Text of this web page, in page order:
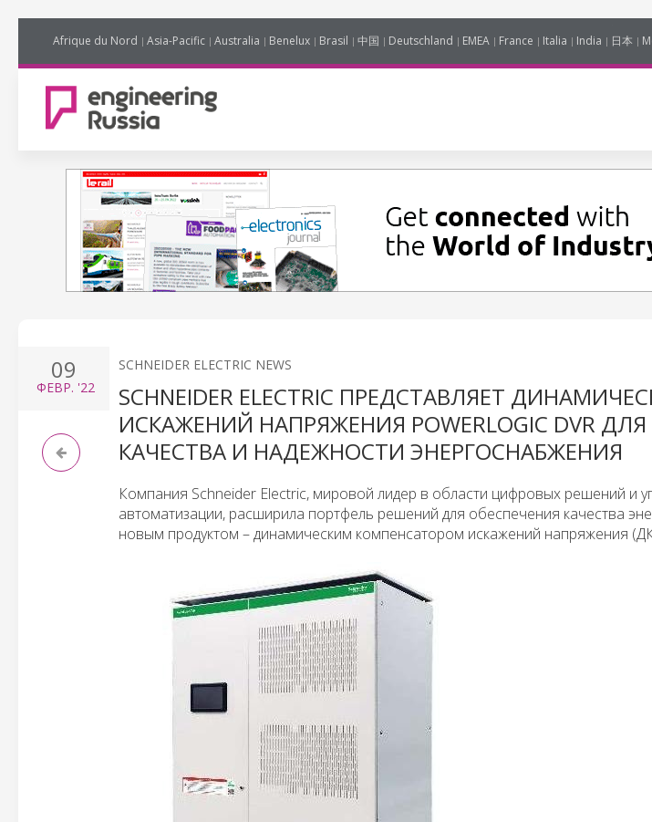
Afrique du Nord Asia-Pacific Australia Benelux Brasil 中国 Deutschland EMEA France Italia India 日本
09
ФЕВР. '22
SCHNEIDER ELECTRIC NEWS
SCHNEIDER ELECTRIC ПРЕДСТАВЛЯЕТ
ИСКАЖЕНИЙ НАПРЯЖЕНИЯ POWERLOGIC DVR
КАЧЕСТВА И НАДЕЖНОСТИ ЭНЕРГОСНАБЖЕНИЯ
Компания Schneider Electric, мировой лидер в области цифровых решений и
автоматизации, расширила портфель решений для обеспечения качества
новым продуктом – динамическим компенсатором искажений напряжения